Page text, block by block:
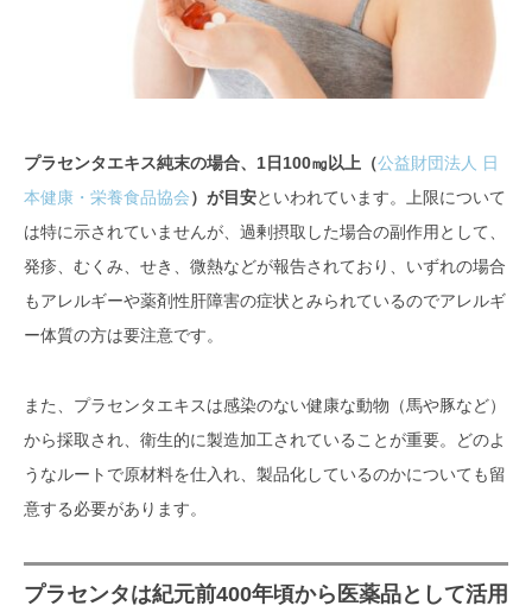
プラセンタエキス純末の場合、1日100㎎以上（公益財団法人 日
本健康・栄養食品協会）が目安といわれています。上限について
は特に示されていませんが、過剰摂取した場合の副作用として、
発疹、むくみ、せき、微熱などが報告されており、いずれの場合
もアレルギーや薬剤性肝障害の症状とみられているのでアレルギ
ー体質の方は要注意です。
また、プラセンタエキスは感染のない健康な動物（馬や豚など）
から採取され、衛生的に製造加工されていることが重要。どのよ
うなルートで原材料を仕入れ、製品化しているのかについても留
意する必要があります。
プラセンタは紀元前400年頃から医薬品として活用